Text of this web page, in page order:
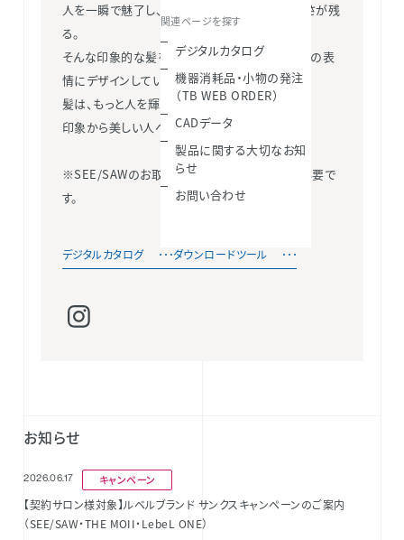
関連ページを探す
デジタルカタログ
機器消耗品・小物の発注
（TB WEB ORDER）
CADデータ
製品に関する大切なお知
らせ
お問い合わせ
人を一瞬で魅了し、見た人の心にその人の美しさが残
る。
そんな印象的な髪を、毎日のケアで磨き、その日の表
情にデザインしていく。
髪は、もっと人を輝かせることができる。
印象から美しい人へ。
※SEE/SAWのお取り扱いには、契約と登録が必要で
す。
デジタルカタログ ダウンロードツール
お知らせ
2026.06.17 キャンペーン
【契約サロン様対象】ルベルブランド サンクスキャンペーンのご案内
（SEE/SAW・THE MOII・LebeL ONE）